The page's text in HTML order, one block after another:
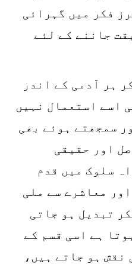
فکر میں گہرائی
جاننے کے لئے
ہر آدمی کے اندر
اسے استعمال نہیں
سمجھتے ہوئے بھی
اور حقیقی
سلوک میں قدم
معاشرے سے ملی
تبدیل ہو جاتی
ہے اسی قسم کے
نقش ہو جاتے ہیں،